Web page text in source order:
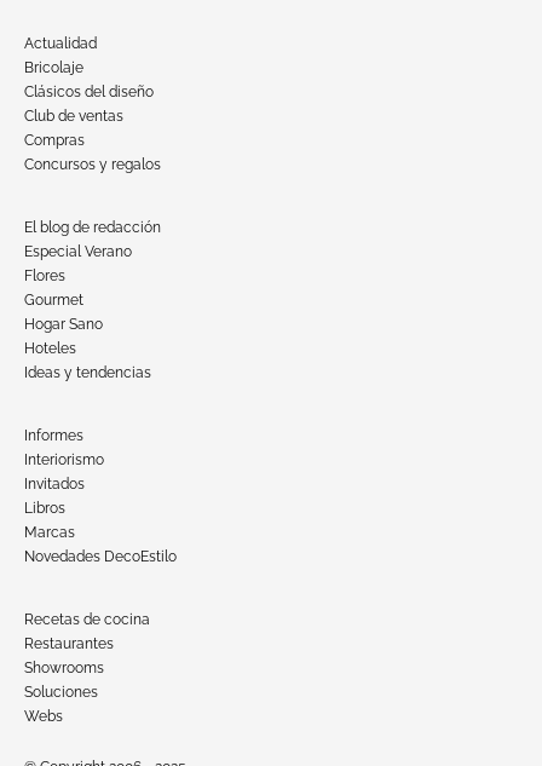
Actualidad
Bricolaje
Clásicos del diseño
Club de ventas
Compras
Concursos y regalos
El blog de redacción
Especial Verano
Flores
Gourmet
Hogar Sano
Hoteles
Ideas y tendencias
Informes
Interiorismo
Invitados
Libros
Marcas
Novedades DecoEstilo
Recetas de cocina
Restaurantes
Showrooms
Soluciones
Webs